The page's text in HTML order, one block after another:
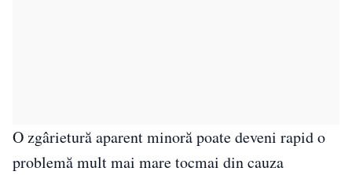
O zgârietură aparent minoră poate deveni rapid o
problemă mult mai mare tocmai din cauza